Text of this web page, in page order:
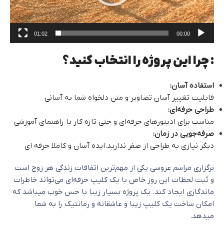
00:00
01:02
: چرا این پروژه را انتخاب کنید؟
استفاده آسان:
قابلیت تغییر آسان تصاویر و متن دلخواه شما به آسانی
طراحی حرفه‌ای:
مناسب برای ادیتورهای حرفه‌ای و حتی تازه کار با راهنمای آموزشی
صرفه‌جویی در زمان:
دیگر نیازی به طراحی از صفر ندارید.ایده آسان و کاملا حرفه ای
برگزاری مراسم عروسی یکی از مهم‌ترین اتفاقات زندگی هر زوج است
و ثبت لحظات این روز خاص با یک کلیپ حرفه‌ای می‌تواند خاطرات
ماندگاری ایجاد کند. یک پروژه بسیار زیبا با حس خوب میباشد که
امکان ساخت یک کلیپ زیبا و عاشقانه و رمانتیک را به شما
میدهد.